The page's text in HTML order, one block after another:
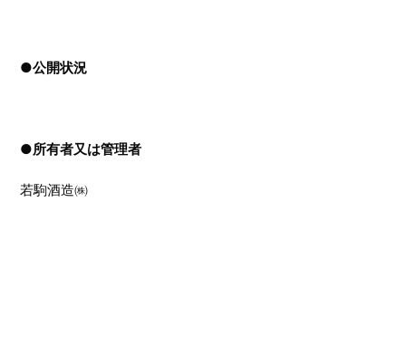
●公開状況
●所有者又は管理者
若駒酒造㈱